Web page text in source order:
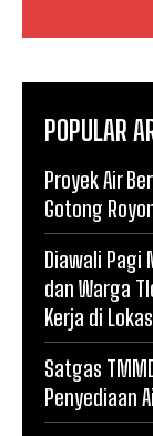
POPULAR
Proyek Air
Gotong
Diawali Pagi
dan Warga
Kerja di
Satgas
Penyediaan